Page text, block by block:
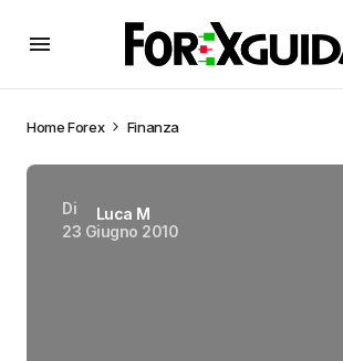
HomeForex Finanza
Di
Luca M
23 Giugno 2010